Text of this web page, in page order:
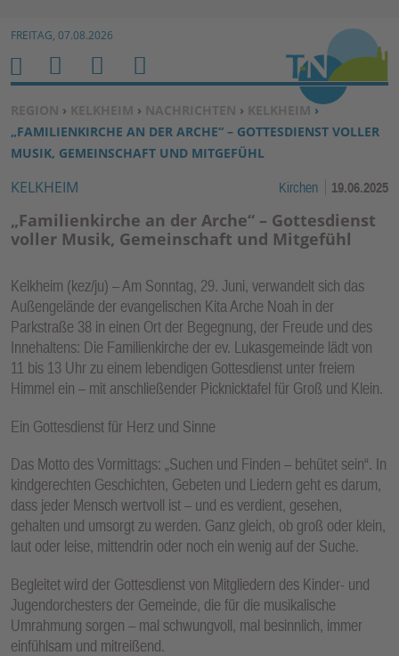
Zum Inhalt springen ↓
FREITAG, 07.08.2026
SIE BEFINDEN SICH HIER:
REGION › KELKHEIM › NACHRICHTEN › KELKHEIM ›
„FAMILIENKIRCHE AN DER ARCHE“ – GOTTESDIENST VOLLER
MUSIK, GEMEINSCHAFT UND MITGEFÜHL
KELKHEIM Kirchen 19.06.2025
„Familienkirche an der Arche“ – Gottesdienst
voller Musik, Gemeinschaft und Mitgefühl
Kelkheim (kez/ju) – Am Sonntag, 29. Juni, verwandelt sich das
Außengelände der evangelischen Kita Arche Noah in der
Parkstraße 38 in einen Ort der Begegnung, der Freude und des
Innehaltens: Die Familienkirche der ev. Lukasgemeinde lädt von
11 bis 13 Uhr zu einem lebendigen Gottesdienst unter freiem
Himmel ein – mit anschließender Picknicktafel für Groß und Klein.
Ein Gottesdienst für Herz und Sinne
Das Motto des Vormittags: „Suchen und Finden – behütet sein“. In
kindgerechten Geschichten, Gebeten und Liedern geht es darum,
dass jeder Mensch wertvoll ist – und es verdient, gesehen,
gehalten und umsorgt zu werden. Ganz gleich, ob groß oder klein,
laut oder leise, mittendrin oder noch ein wenig auf der Suche.
Begleitet wird der Gottesdienst von Mitgliedern des Kinder- und
Jugendorchesters der Gemeinde, die für die musikalische
Umrahmung sorgen – mal schwungvoll, mal besinnlich, immer
einfühlsam und mitreißend.
H
O
M
E
M
E
N
U
S
U
C
H
B
E
N
U
E
R
U
N
K
TI
O
N
E
N